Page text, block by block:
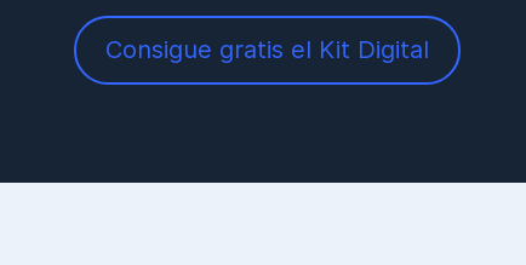
Consigue gratis el Kit Digital